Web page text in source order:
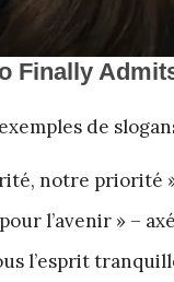
de
notre priorité
l’avenir » –
l’esprit